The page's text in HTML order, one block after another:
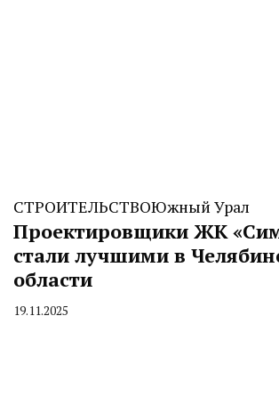
СТРОИТЕЛЬСТВОЮжный Урал
Проектировщики ЖК
стали лучшими в
области
By
19.11.2025